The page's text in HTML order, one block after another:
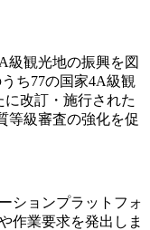
級観光地の振興を図
ち77の国家4A級観
改訂・施行された
等級審査の強化を促
ションプラットフォ
作業要求を発出しま